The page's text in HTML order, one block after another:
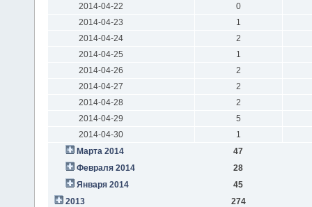
2014-04-22
0
2014-04-23
1
2014-04-24
2
2014-04-25
1
2014-04-26
2
2014-04-27
2
2014-04-28
2
2014-04-29
5
2014-04-30
1
Марта 2014
47
Февраля 2014
28
Января 2014
45
2013
274